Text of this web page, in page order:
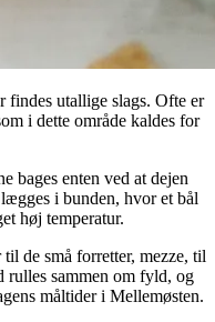
findes utallige slags. Ofte er
i dette område kaldes for
bages enten ved at dejen
i bunden, hvor et bål
høj temperatur.
de små forretter, mezze, til
rulles sammen om fyld, og
måltider i Mellemøsten.